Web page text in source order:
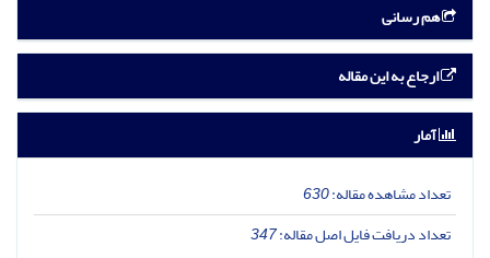
هم رسانی
ارجاع به این مقاله
آمار
تعداد مشاهده مقاله:630
تعداد دریافت فایل اصل مقاله:347